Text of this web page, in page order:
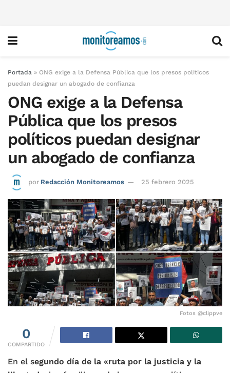
Portada » ONG exige a la Defensa Pública que los presos políticos
puedan designar un abogado de confianza
ONG exige a la Defensa
Pública que los presos
políticos puedan designar
un abogado de confianza
por Redacción Monitoreamos 25 febrero 2025
Fotos @clippve
0
COMPARTIDO
En el segundo día de la «ruta por la justicia y la